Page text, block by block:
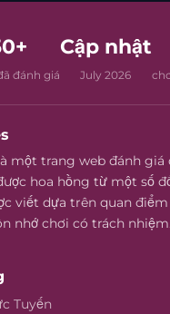
đánh giá
Cập nhật
July 2026
một trang web đánh giá
hoa hồng từ một số
viết dựa trên quan
nhớ chơi có trách nhiệm.
Tuyến